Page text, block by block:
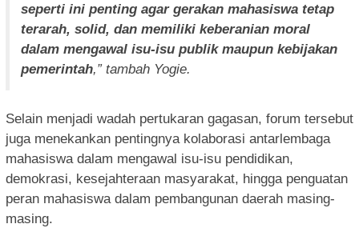
seperti ini penting agar gerakan mahasiswa tetap
terarah, solid, dan memiliki keberanian moral
dalam mengawal isu-isu publik maupun kebijakan
pemerintah,” tambah Yogie.
Selain menjadi wadah pertukaran gagasan, forum tersebut
juga menekankan pentingnya kolaborasi antarlembaga
mahasiswa dalam mengawal isu-isu pendidikan,
demokrasi, kesejahteraan masyarakat, hingga penguatan
peran mahasiswa dalam pembangunan daerah masing-
masing.